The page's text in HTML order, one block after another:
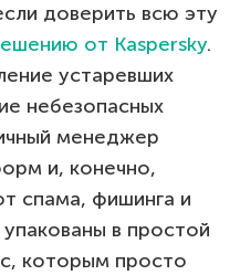
доверить всю эту
от Kaspersky.
устаревших
небезопасных
менеджер
и, конечно,
спама, фишинга и
в простой
которым просто